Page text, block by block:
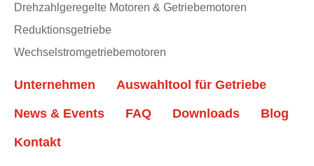
Drehzahlgeregelte Motoren & Getriebemotoren
Reduktionsgetriebe
Wechselstromgetriebemotoren
Unternehmen Auswahltool für Getriebe
News & Events FAQ Downloads Blog
Kontakt